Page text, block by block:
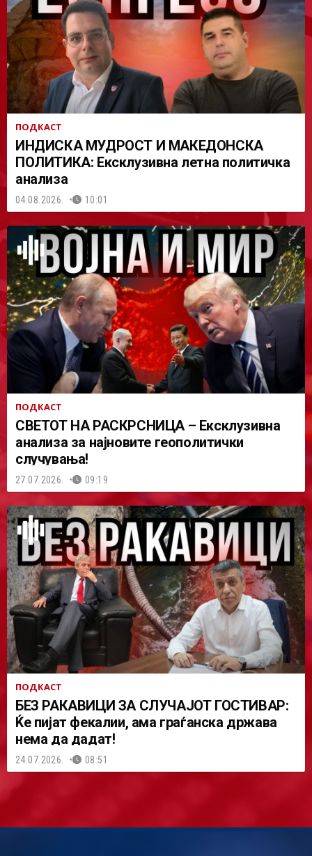
ПОДКАСТ
ИНДИСКА МУДРОСТ И МАКЕДОНСКА
ПОЛИТИКА: Ексклузивна летна политичка
анализа
04.08.2026. 10:01
ПОДКАСТ
СВЕТОТ НА РАСКРСНИЦА – Ексклузивна
анализа за најновите геополитички
случувања!
27.07.2026. 09:19
ПОДКАСТ
БЕЗ РАКАВИЦИ ЗА СЛУЧАЈОТ ГОСТИВАР:
Ќе пијат фекалии, ама граѓанска држава
нема да дадат!
24.07.2026. 08:51